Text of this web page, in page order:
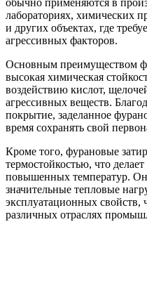
лабораториях, химических
и других объектах, где
агрессивных факторов.
Основным преимуществом
высокая химическая
воздействию кислот,
агрессивных веществ.
покрытие, заделанное
время сохранять свой
Кроме того, фурановые
термостойкостью, что
повышенных температур.
значительные тепловые
эксплуатационных
различных отраслях